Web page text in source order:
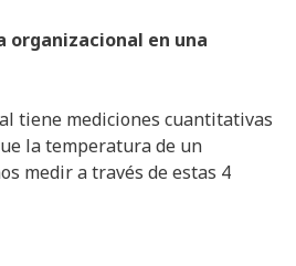
organizacional en una
tiene mediciones cuantitativas
la temperatura de un
medir a través de estas 4